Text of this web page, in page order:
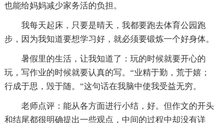
也能给妈妈减少家务活的负担。
我每天起床，只要是晴天，我都要跑去体育公园跑
步，因为我知道要想学习好，就必须要锻炼一个好身体。
暑假里的生活，让我知道了：玩的时候就要开心的
玩，写作业的时候就要认真的写。“业精于勤，荒于嬉；
行成于思，毁于随。”这句话在我脑中使我受益无穷。
老师点评：能从各方面进行小结，好。但作文的开头
和结尾都很明确提出一些观点，中间的过程中却没有详